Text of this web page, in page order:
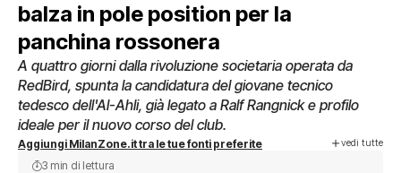
balza in pole position per la
panchina rossonera
A quattro giorni dalla rivoluzione societaria operata da
RedBird, spunta la candidatura del giovane tecnico
tedesco dell'Al-Ahli, già legato a Ralf Rangnick e profilo
ideale per il nuovo corso del club.
Aggiungi MilanZone.it tra le tue fonti preferite vedi tutte
3 min di lettura